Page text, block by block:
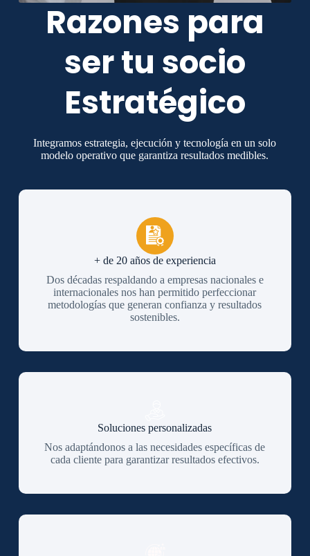
Razones para
ser tu socio
Estratégico
Integramos estrategia, ejecución y tecnología en un solo
modelo operativo que garantiza resultados medibles.
+ de 20 años de experiencia
Dos décadas respaldando a empresas nacionales e
internacionales nos han permitido perfeccionar
metodologías que generan confianza y resultados
sostenibles.
Soluciones personalizadas
Nos adaptándonos a las necesidades específicas de
cada cliente para garantizar resultados efectivos.